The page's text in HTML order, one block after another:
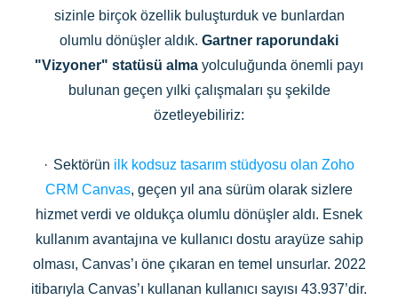
sizinle birçok özellik buluşturduk ve bunlardan
olumlu dönüşler aldık. Gartner raporundaki
"Vizyoner" statüsü alma yolculuğunda önemli payı
bulunan geçen yılki çalışmaları şu şekilde
özetleyebiliriz:
· Sektörün ilk kodsuz tasarım stüdyosu olan Zoho
CRM Canvas, geçen yıl ana sürüm olarak sizlere
hizmet verdi ve oldukça olumlu dönüşler aldı. Esnek
kullanım avantajına ve kullanıcı dostu arayüze sahip
olması, Canvas’ı öne çıkaran en temel unsurlar. 2022
itibarıyla Canvas’ı kullanan kullanıcı sayısı 43.937’dir.